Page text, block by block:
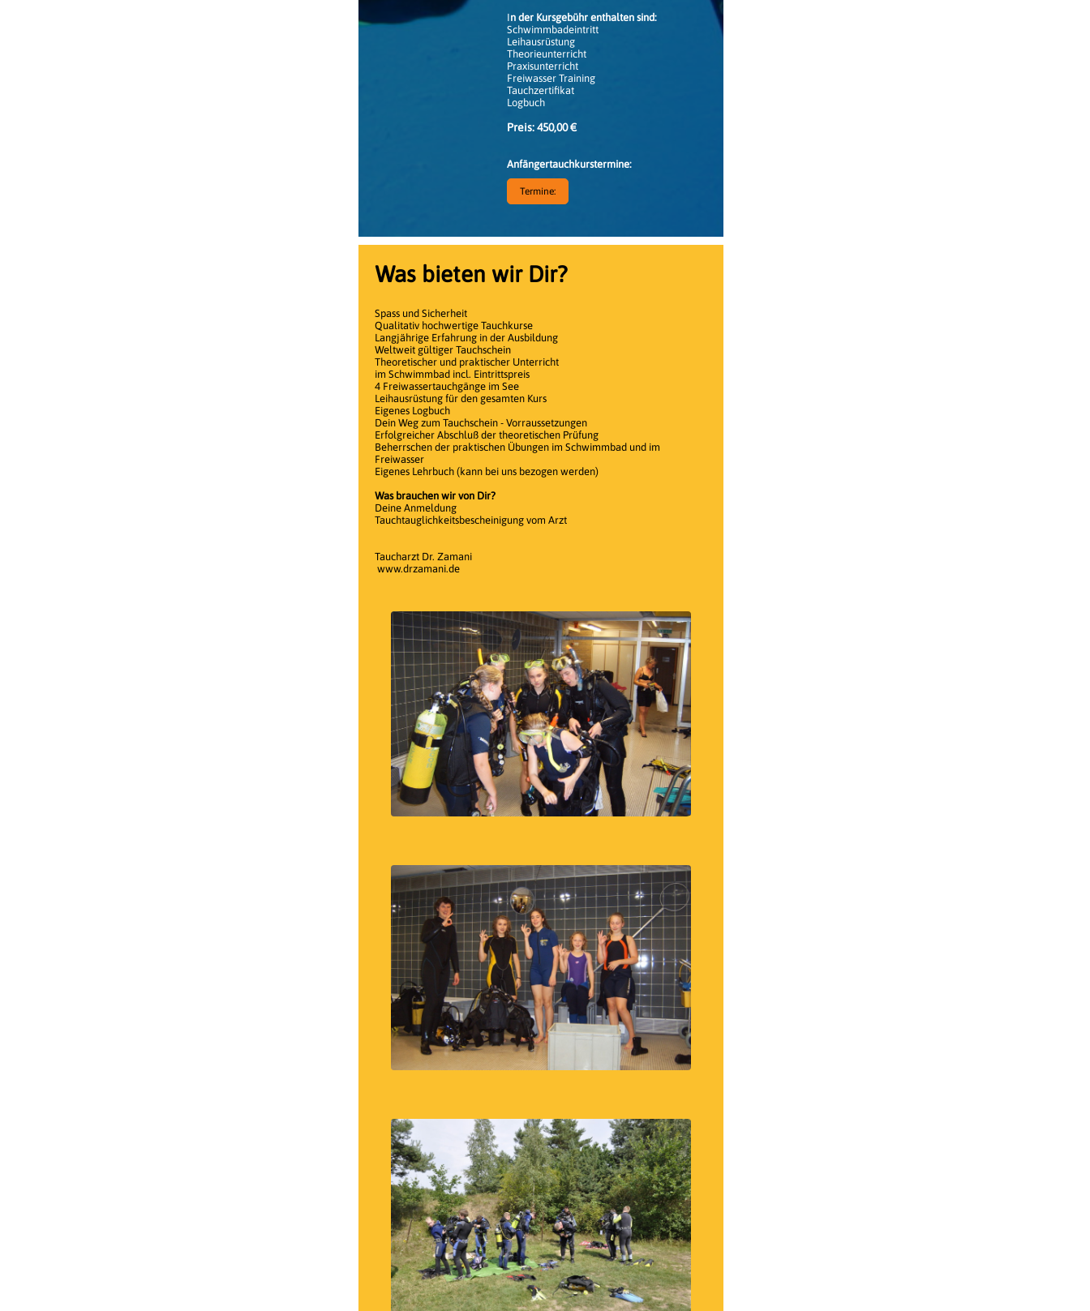
In der Kursgebühr enthalten sind:
Schwimmbadeintritt
Leihausrüstung
Theorieunterricht
Praxisunterricht
Freiwasser Training
Tauchzertifikat
Logbuch
Preis: 450,00 €
Anfängertauchkurstermine:
Termine:
Was bieten wir Dir?
Spass und Sicherheit
Qualitativ hochwertige Tauchkurse
Langjährige Erfahrung in der Ausbildung
Weltweit gültiger Tauchschein
Theoretischer und praktischer Unterricht
im Schwimmbad incl. Eintrittspreis
4 Freiwassertauchgänge im See
Leihausrüstung für den gesamten Kurs
Eigenes Logbuch
Dein Weg zum Tauchschein - Vorraussetzungen
Erfolgreicher Abschluß der theoretischen Prüfung
Beherrschen der praktischen Übungen im Schwimmbad und im
Freiwasser
Eigenes Lehrbuch (kann bei uns bezogen werden)
Was brauchen wir von Dir?
Deine Anmeldung
Tauchtauglichkeitsbescheinigung vom Arzt
Taucharzt Dr. Zamani
www.drzamani.de